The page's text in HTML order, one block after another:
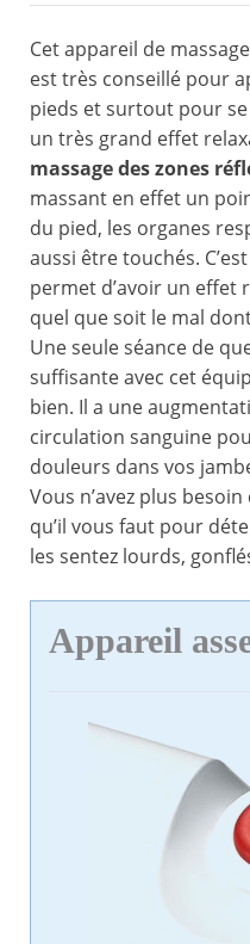
Cet appareil de
est très conseillé pour
pieds et surtout pour
un très grand effet
massage des zones
massant en effet un
du pied, les organes
aussi être touchés.
permet d’avoir un effet
quel que soit le mal
Une seule séance de
suffisante avec cet
bien. Il a une
circulation sanguine
douleurs dans vos
Vous n’avez plus
qu’il vous faut pour
les sentez lourds,
Appareil